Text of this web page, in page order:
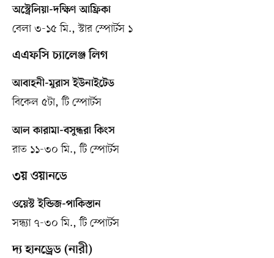
অস্ট্রেলিয়া-দক্ষিণ আফ্রিকা
বেলা ৩-১৫ মি., স্টার স্পোর্টস ১
এএফসি চ্যালেঞ্জ লিগ
আবাহনী-মুরাস ইউনাইটেড
বিকেল ৫টা, টি স্পোর্টস
আল কারামা-বসুন্ধরা কিংস
রাত ১১-৩০ মি., টি স্পোর্টস
৩য় ওয়ানডে
ওয়েস্ট ইন্ডিজ-পাকিস্তান
সন্ধ্যা ৭-৩০ মি., টি স্পোর্টস
দ্য হানড্রেড (নারী)